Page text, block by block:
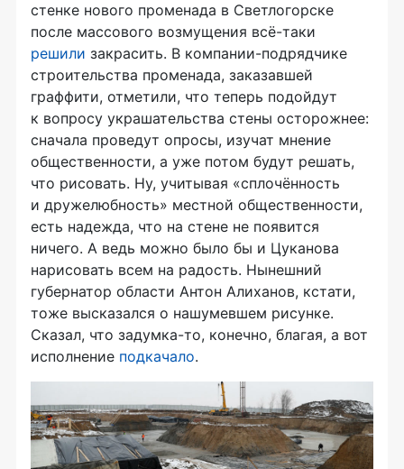
стенке нового променада в Светлогорске
после массового возмущения всё-таки
решили закрасить. В компании-подрядчике
строительства променада, заказавшей
граффити, отметили, что теперь подойдут
к вопросу украшательства стены осторожнее:
сначала проведут опросы, изучат мнение
общественности, а уже потом будут решать,
что рисовать. Ну, учитывая «сплочённость
и дружелюбность» местной общественности,
есть надежда, что на стене не появится
ничего. А ведь можно было бы и Цуканова
нарисовать всем на радость. Нынешний
губернатор области Антон Алиханов, кстати,
тоже высказался о нашумевшем рисунке.
Сказал, что задумка-то, конечно, благая, а вот
исполнение подкачало.